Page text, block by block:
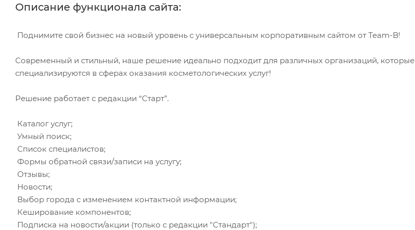
Описание функционала сайта:
Поднимите свой бизнес на новый уровень с универсальным корпоративным сайтом от Team-B!
Современный и стильный, наше решение идеально подходит для различных организаций, которые
специализируются в сферах оказания косметологических услуг!
Решение работает с редакции “Старт”.
Каталог услуг;
Умный поиск;
Список специалистов;
Формы обратной связи/записи на услугу;
Отзывы;
Новости;
Выбор города с изменением контактной информации;
Кеширование компонентов;
Подписка на новости/акции (только с редакции "Стандарт");